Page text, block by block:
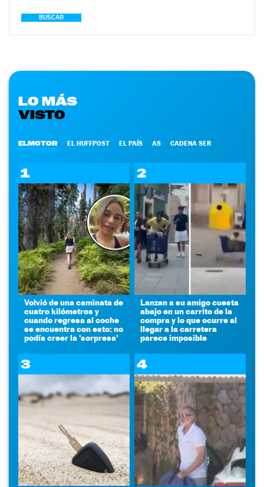
BUSCAR
LO MÁS
VISTO
ELMOTOR EL HUFFPOST EL PAÍS AS CADENA SER
1
Volvió de una caminata de
cuatro kilómetros y
cuando regresa al coche
se encuentra con esto: no
podía creer la 'sorpresa'
2
Lanzan a su amigo cuesta
abajo en un carrito de la
compra y lo que ocurre al
llegar a la carretera
parece imposible
3 4